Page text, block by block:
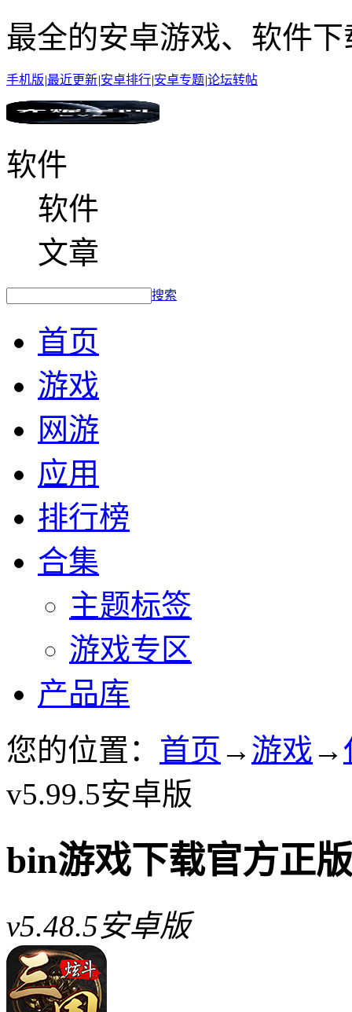
最全的安卓游戏、软件下
手机版|最近更新|安卓排行|安卓专题|论坛转帖
软件
软件
文章
搜索
首页
游戏
网游
应用
排行榜
合集
主题标签
游戏专区
产品库
您的位置： 首页 → 游戏 →
v5.99.5安卓版
bin游戏下载官方正版
v5.48.5安卓版